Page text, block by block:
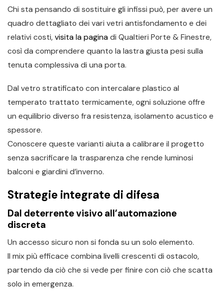
Chi sta pensando di sostituire gli infissi può, per avere un
quadro dettagliato dei vari vetri antisfondamento e dei
relativi costi,visita la pagina di Qualtieri Porte & Finestre,
così da comprendere quanto la lastra giusta pesi sulla
tenuta complessiva di una porta.
Dal vetro stratificato con intercalare plastico al
temperato trattato termicamente, ogni soluzione offre
un equilibrio diverso fra resistenza, isolamento acustico e
spessore.
Conoscere queste varianti aiuta a calibrare il progetto
senza sacrificare la trasparenza che rende luminosi
balconi e giardini d’inverno.
Strategie integrate di difesa
Dal deterrente visivo all’automazione
discreta
Un accesso sicuro non si fonda su un solo elemento.
Il mix più efficace combina livelli crescenti di ostacolo,
partendo da ciò che si vede per finire con ciò che scatta
solo in emergenza.